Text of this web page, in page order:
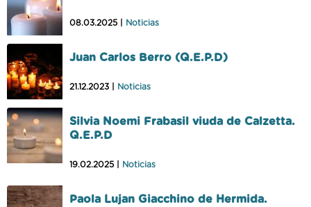
08.03.2025 | Noticias
Juan Carlos Berro (Q.E.P.D)
21.12.2023 | Noticias
Silvia Noemi Frabasil viuda de Calzetta.
Q.E.P.D
19.02.2025 | Noticias
Paola Lujan Giacchino de Hermida.